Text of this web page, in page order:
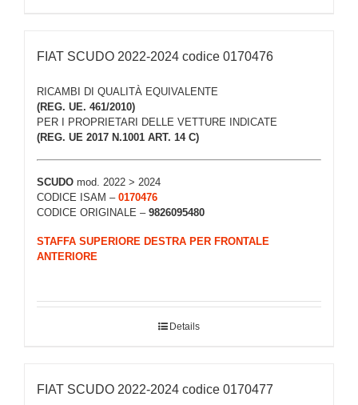
FIAT SCUDO 2022-2024 codice 0170476
RICAMBI DI QUALITÀ EQUIVALENTE
(REG. UE. 461/2010)
PER I PROPRIETARI DELLE VETTURE INDICATE
(REG. UE 2017 N.1001 ART. 14 C)
SCUDO mod. 2022 > 2024
CODICE ISAM – 0170476
CODICE ORIGINALE – 9826095480
STAFFA SUPERIORE DESTRA PER FRONTALE
ANTERIORE
Details
FIAT SCUDO 2022-2024 codice 0170477